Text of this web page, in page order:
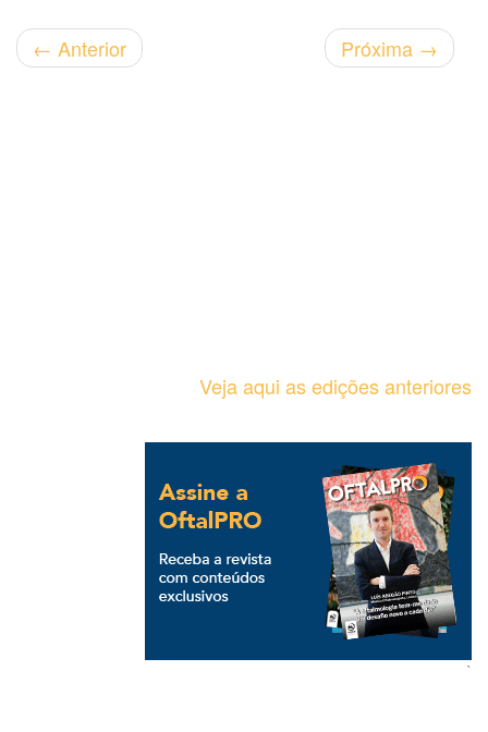
← Anterior Próxima →
Veja aqui as edições anteriores
`